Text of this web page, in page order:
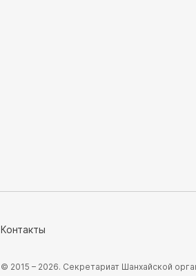
Контакты
© 2015 – 2026. Секретариат Шанхайской